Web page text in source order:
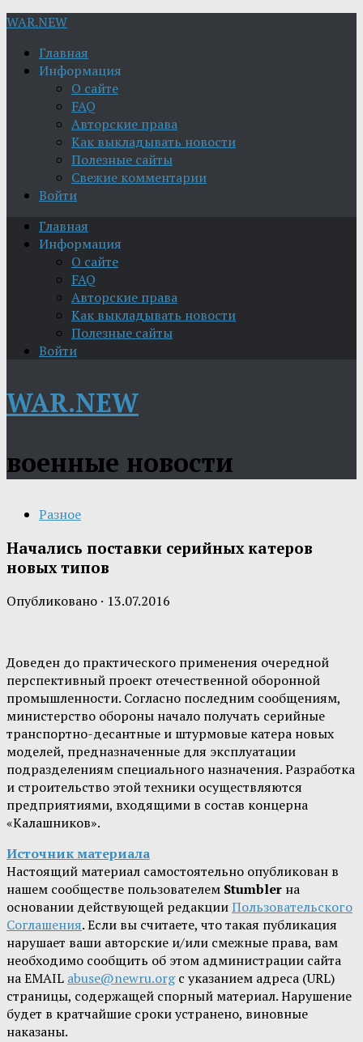
WAR.NEW
Главная
Информация
О сайте
FAQ
Авторские права
Как выкладывать новости
Полезные сайты
Свежие комментарии
Войти
Главная
Информация
О сайте
FAQ
Авторские права
Как выкладывать новости
Полезные сайты
Войти
WAR.NEW
военные новости
Разное
Начались поставки серийных катеров
новых типов
Опубликовано · 13.07.2016
Доведен до практического применения очередной
перспективный проект отечественной оборонной
промышленности. Согласно последним сообщениям,
министерство обороны начало получать серийные
транспортно-десантные и штурмовые катера новых
моделей, предназначенные для эксплуатации
подразделениям специального назначения. Разработка
и строительство этой техники осуществляются
предприятиями, входящими в состав концерна
«Калашников».
Источник материала
Настоящий материал самостоятельно опубликован в
нашем сообществе пользователем Stumbler на
основании действующей редакцииПользовательского
Соглашения. Если вы считаете, что такая публикация
нарушает ваши авторские и/или смежные права, вам
необходимо сообщить об этом администрации сайта
на EMAIL abuse@newru.orgс указанием адреса (URL)
страницы, содержащей спорный материал. Нарушение
будет в кратчайшие сроки устранено, виновные
наказаны.